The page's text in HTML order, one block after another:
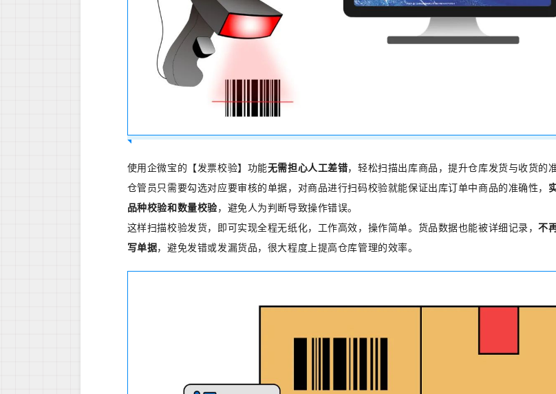
使用企微宝的【发票校验】功能无需担心人工差错，轻松扫描出库商品，提升仓库发货与收货的
仓管员只需要勾选对应要审核的单据，对商品进行扫码校验就能保证出库订单中商品的准确性，
品种校验和数量校验，避免人为判断导致操作错误。
这样扫描校验发货，即可实现全程无纸化，工作高效，操作简单。货品数据也能被详细记录，不
写单据，避免发错或发漏货品，很大程度上提高仓库管理的效率。